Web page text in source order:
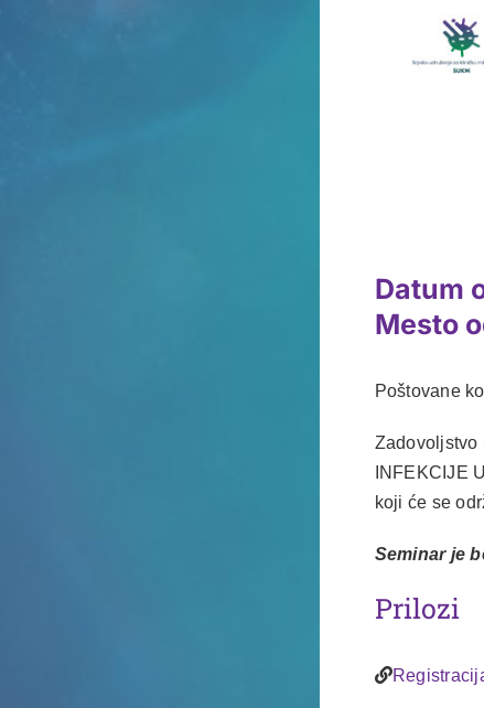
Datum
Mesto
Poštovane
Zadovoljstvo
INFEKCIJE
koji će se
Seminar je
Prilozi